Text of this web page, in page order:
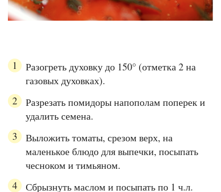
Разогреть духовку до 150° (отметка 2 на
газовых духовках).
Разрезать помидоры напополам поперек и
удалить семена.
Выложить томаты, срезом верх, на
маленькое блюдо для выпечки, посыпать
чесноком и тимьяном.
Сбрызнуть маслом и посыпать по 1 ч.л.